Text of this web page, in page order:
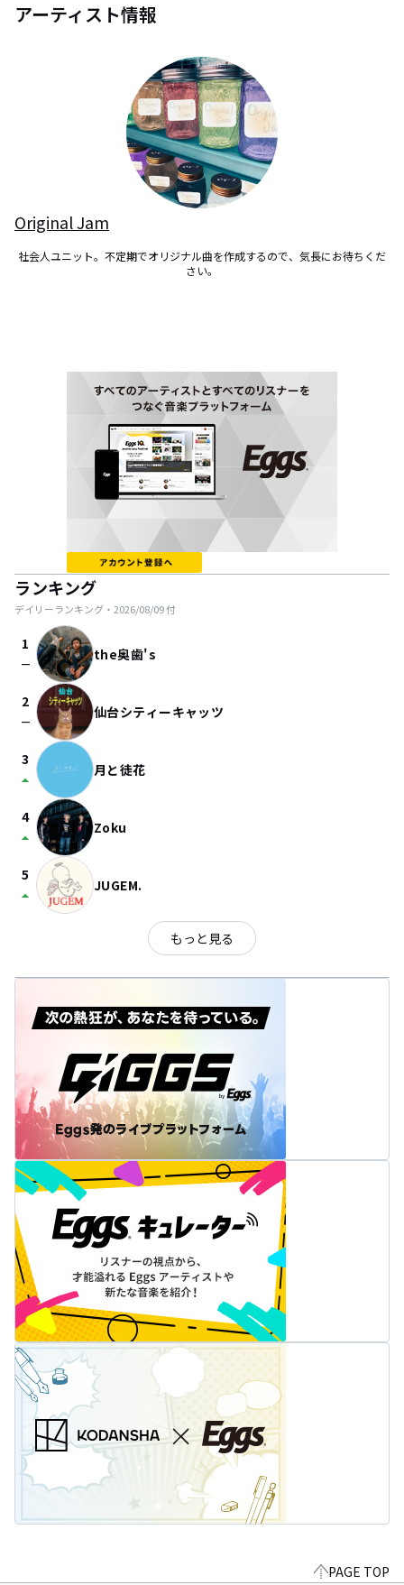
アーティスト情報
Original Jam
社会人ユニット。不定期でオリジナル曲を作成するので、気長にお待ちくだ
さい。
ランキング
デイリーランキング・ 2026/08/09付
1
check_indeterminate_small the奥歯's
2
check_indeterminate_small 仙台シティーキャッツ
3
arrow_drop_up 月と徒花
4
arrow_drop_up Zoku
5
arrow_drop_up JUGEM.
もっと見る
PAGE TOP